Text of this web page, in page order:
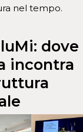
nel tempo.
dove
incontra